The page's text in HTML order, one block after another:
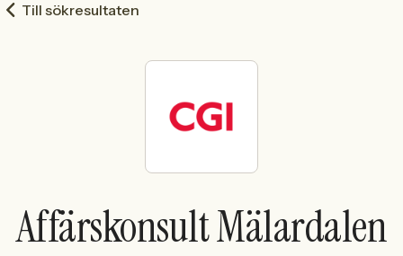
Arbetsliv och karriär
För arbetsgivare
Sök med AI
Ny här? Skapa konto
Till sökresultaten
Affärskonsult Mälardalen